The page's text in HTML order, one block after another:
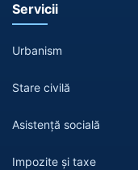
Servicii
Urbanism
Stare civilă
Asistență socială
Impozite și taxe